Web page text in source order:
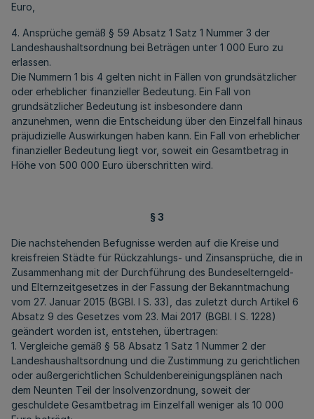
Euro,
4. Ansprüche gemäß § 59 Absatz 1 Satz 1 Nummer 3 der
Landeshaushaltsordnung bei Beträgen unter 1 000 Euro zu
erlassen.
Die Nummern 1 bis 4 gelten nicht in Fällen von grundsätzlicher
oder erheblicher finanzieller Bedeutung. Ein Fall von
grundsätzlicher Bedeutung ist insbesondere dann
anzunehmen, wenn die Entscheidung über den Einzelfall hinaus
präjudizielle Auswirkungen haben kann. Ein Fall von erheblicher
finanzieller Bedeutung liegt vor, soweit ein Gesamtbetrag in
Höhe von 500 000 Euro überschritten wird.
§ 3
Die nachstehenden Befugnisse werden auf die Kreise und
kreisfreien Städte für Rückzahlungs- und Zinsansprüche, die in
Zusammenhang mit der Durchführung des Bundeselterngeld-
und Elternzeitgesetzes in der Fassung der Bekanntmachung
vom 27. Januar 2015 (BGBl. I S. 33), das zuletzt durch Artikel 6
Absatz 9 des Gesetzes vom 23. Mai 2017 (BGBl. I S. 1228)
geändert worden ist, entstehen, übertragen:
1. Vergleiche gemäß § 58 Absatz 1 Satz 1 Nummer 2 der
Landeshaushaltsordnung und die Zustimmung zu gerichtlichen
oder außergerichtlichen Schuldenbereinigungsplänen nach
dem Neunten Teil der Insolvenzordnung, soweit der
geschuldete Gesamtbetrag im Einzelfall weniger als 10 000